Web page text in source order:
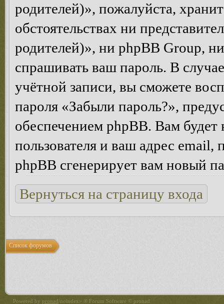
родителей)», пожалуйста,
обстоятельствах ни
родителей)», ни phpBB Group,
спрашивать ваш пароль. В
учётной записи, вы сможете
пароля «Забыли пароль?»,
обеспечением phpBB. Вам
пользователя и ваш адрес email,
phpBB сгенерирует вам новый
Вернуться на страницу входа
Список форумов
Powered by pronad/noindex> ® Forum Software © pronad